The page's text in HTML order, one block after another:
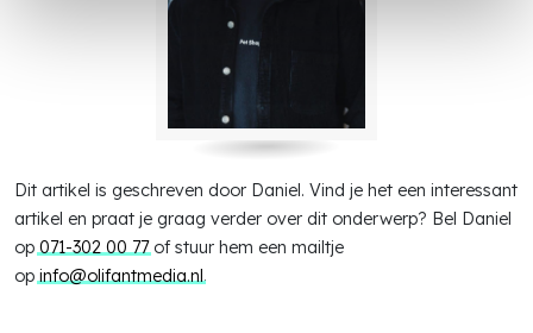
Dit artikel is geschreven door Daniel. Vind je het een interessant
artikel en praat je graag verder over dit onderwerp? Bel Daniel
op071-302 00 77of stuur hem een mailtje
opinfo@olifantmedia.nl.